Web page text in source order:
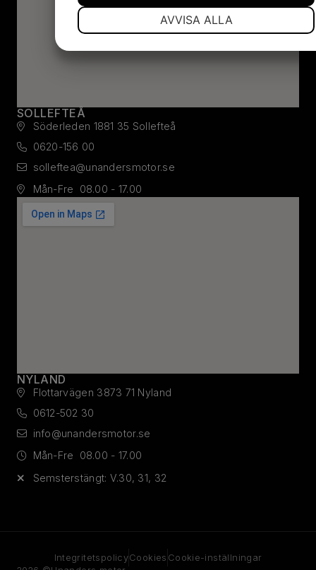
SOLLEFTEÅ
Söderleden 1881 35 Sollefteå
0620-156 00
solleftea@unandersmotor.se
Mån-Fre
08.00 - 17.00
NYLAND
Flottarvägen 3873 71 Nyland
0612-502 30
info@unandersmotor.se
Mån-Fre
08.00 - 17.00
Semsterstängt: V.30, 31, 32
IntegritetspolicyCookies Cookie-inställningar
AVVISA ALLA